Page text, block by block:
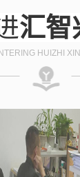
汇智
HUIZHI